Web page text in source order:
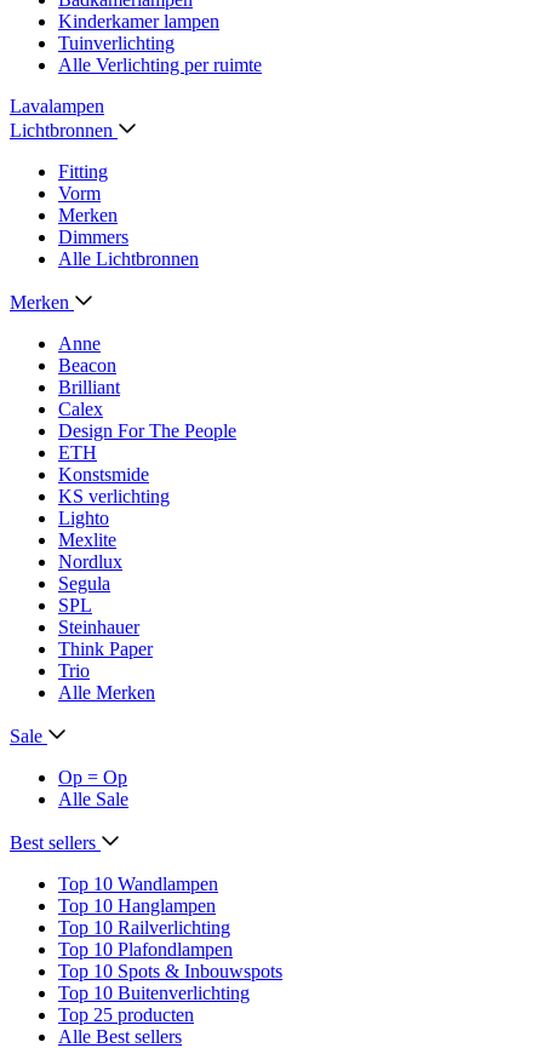
Kinderkamer lampen
Tuinverlichting
Alle Verlichting per ruimte
Lavalampen
Lichtbronnen
Fitting
Vorm
Merken
Dimmers
Alle Lichtbronnen
Merken
Anne
Beacon
Brilliant
Calex
Design For The People
ETH
Konstsmide
KS verlichting
Lighto
Mexlite
Nordlux
Segula
SPL
Steinhauer
Think Paper
Trio
Alle Merken
Sale
Op = Op
Alle Sale
Best sellers
Top 10 Wandlampen
Top 10 Hanglampen
Top 10 Railverlichting
Top 10 Plafondlampen
Top 10 Spots & Inbouwspots
Top 10 Buitenverlichting
Top 25 producten
Alle Best sellers